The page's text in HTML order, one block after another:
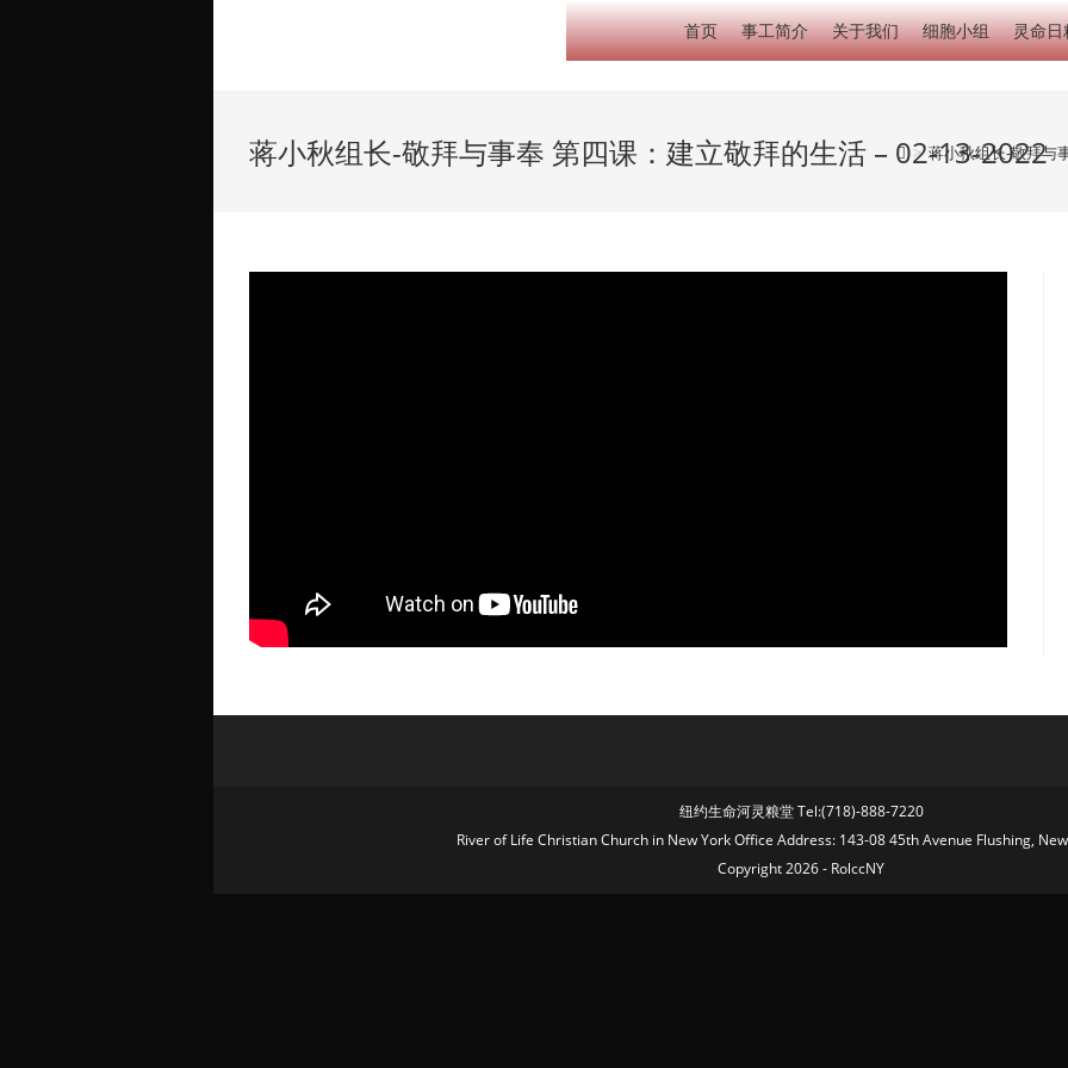
首页 事工简介 关于我们 细胞小组 灵命日
蒋小秋组长-敬拜与事奉 第四课：建立敬拜的生活 – 02-13-2022
> 蒋小秋组长-敬拜与
纽约生命河灵粮堂 Tel:(718)-888-7220
River of Life Christian Church in New York Office Address: 143-08 45th Avenue Flushing,
Copyright 2026 - RolccNY